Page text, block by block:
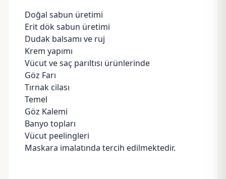
Doğal sabun üretimi
Erit dök sabun üretimi
Dudak balsamı ve ruj
Krem yapımı
Vücut ve saç parıltısı ürünlerinde
Göz Farı
Tırnak cilası
Temel
Göz Kalemi
Banyo topları
Vücut peelingleri
Maskara imalatında tercih edilmektedir.